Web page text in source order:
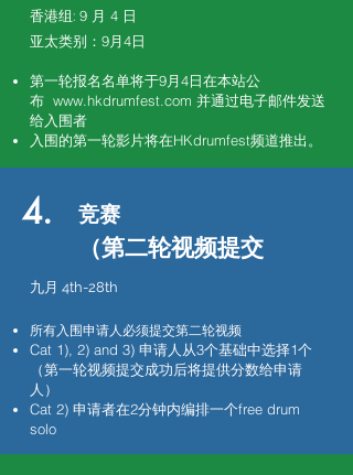
香港组: 9 月 4 日
亚太类别： 9月4日
第一轮报名名单将于9月4日在本站公
布 www.hkdrumfest.com 并通过电子邮件发送
给入围者
入围的第一轮影片将在HKdrumfest频道推出。
4. 竞赛
（第二轮视频提交
九月 4th-28th
所有入围申请人必须提交第二轮视频
Cat 1), 2) and 3) 申请人从3个基础中选择1个
（第一轮视频提交成功后将提供分数给申请
人）
Cat 2) 申请者在2分钟内编排一个free drum
solo